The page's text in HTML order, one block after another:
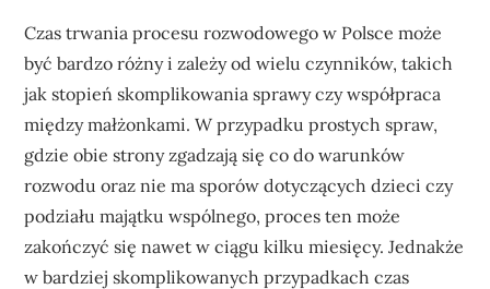
Czas trwania procesu rozwodowego w Polsce może
być bardzo różny i zależy od wielu czynników, takich
jak stopień skomplikowania sprawy czy współpraca
między małżonkami. W przypadku prostych spraw,
gdzie obie strony zgadzają się co do warunków
rozwodu oraz nie ma sporów dotyczących dzieci czy
podziału majątku wspólnego, proces ten może
zakończyć się nawet w ciągu kilku miesięcy. Jednakże
w bardziej skomplikowanych przypadkach czas